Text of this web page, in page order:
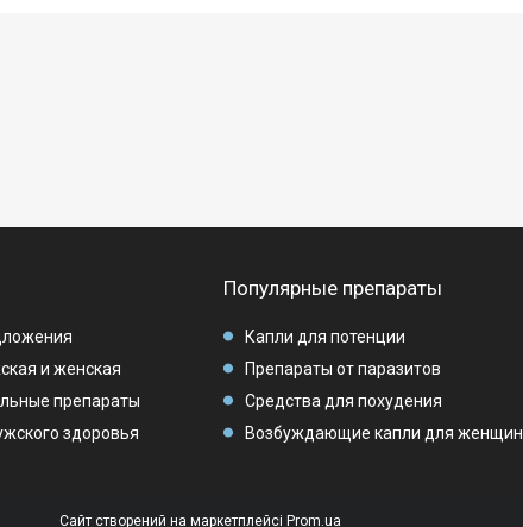
и женская
препараты
здоровья
Популярные препараты
Капли для потенции
Препараты от паразитов
Средства для похудения
Возбуждающие капли для женщин
Сайт створений на маркетплейсі Prom.ua